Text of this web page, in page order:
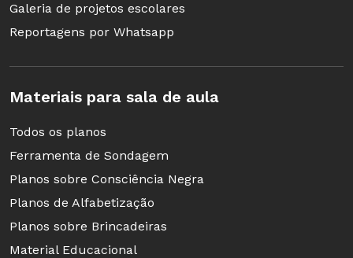
Galeria de projetos escolares
Reportagens por Whatsapp
Materiais para sala de aula
Todos os planos
Ferramenta de Sondagem
Planos sobre Consciência Negra
Planos de Alfabetização
Planos sobre Brincadeiras
Material Educacional